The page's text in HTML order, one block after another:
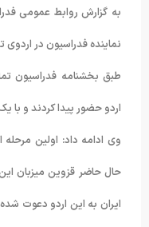
به گزارش روابط عمومی
نماینده فدراسیون در اردوی
طبق بخشنامه فدراسیون
اردو حضور پیدا کردند و با
وی ادامه داد: اولین مرحله
حال حاضر قزوین میزبان
ایران به این اردو دعوت